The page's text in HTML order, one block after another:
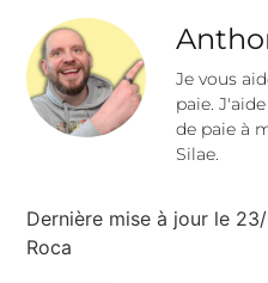
Je vous
paie.
de paie à
Silae.
Dernière mise à jour le
Roca